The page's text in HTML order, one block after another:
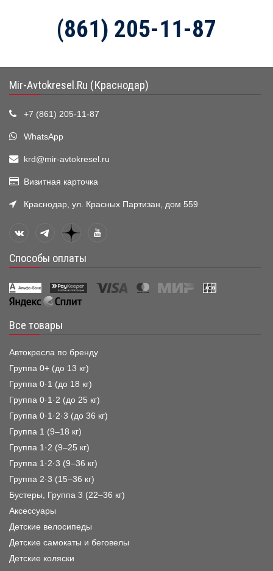
(861) 205-11-87
Mir-Avtokresel.Ru (Краснодар)
+7 (861) 205-11-87
WhatsApp
krd@mir-avtokresel.ru
Визитная карточка
Краснодар, ул. Красных Партизан, дом 559
Способы оплаты
Все товары
Автокресла по бренду
Группа 0+ (до 13 кг)
Группа 0·1 (до 18 кг)
Группа 0·1·2 (до 25 кг)
Группа 0·1·2·3 (до 36 кг)
Группа 1 (9–18 кг)
Группа 1·2 (9–25 кг)
Группа 1·2·3 (9–36 кг)
Группа 2·3 (15–36 кг)
Бустеры, Группа 3 (22–36 кг)
Аксессуары
Детские велосипеды
Детские самокаты и беговелы
Детские коляски